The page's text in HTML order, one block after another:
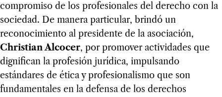
compromiso de los profesionales del derecho con la
sociedad. De manera particular, brindó un
reconocimiento al presidente de la asociación,
Christian Alcocer, por promover actividades que
dignifican la profesión jurídica, impulsando
estándares de ética y profesionalismo que son
fundamentales en la defensa de los derechos